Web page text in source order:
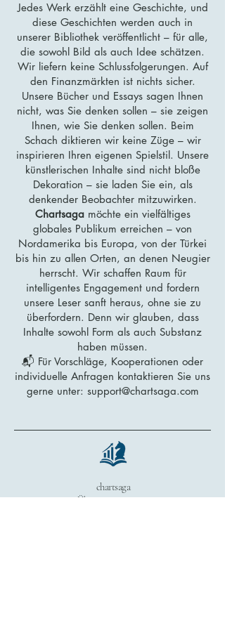
Jedes Werk erzählt eine Geschichte, und
diese Geschichten werden auch in
unserer Bibliothek veröffentlicht – für alle,
die sowohl Bild als auch Idee schätzen.
Wir liefern keine Schlussfolgerungen. Auf
den Finanzmärkten ist nichts sicher.
Unsere Bücher und Essays sagen Ihnen
nicht, was Sie denken sollen – sie zeigen
Ihnen, wie Sie denken sollen. Beim
Schach diktieren wir keine Züge – wir
inspirieren Ihren eigenen Spielstil. Unsere
künstlerischen Inhalte sind nicht bloße
Dekoration – sie laden Sie ein, als
denkender Beobachter mitzuwirken.
Chartsagamöchte ein vielfältiges
globales Publikum erreichen – von
Nordamerika bis Europa, von der Türkei
bis hin zu allen Orten, an denen Neugier
herrscht. Wir schaffen Raum für
intelligentes Engagement und fordern
unsere Leser sanft heraus, ohne sie zu
überfordern. Denn wir glauben, dass
Inhalte sowohl Form als auch Substanz
haben müssen.
📬 Für Vorschläge, Kooperationen oder
individuelle Anfragen kontaktieren Sie uns
gerne unter: support@chartsaga.com
chartsaga
Über uns